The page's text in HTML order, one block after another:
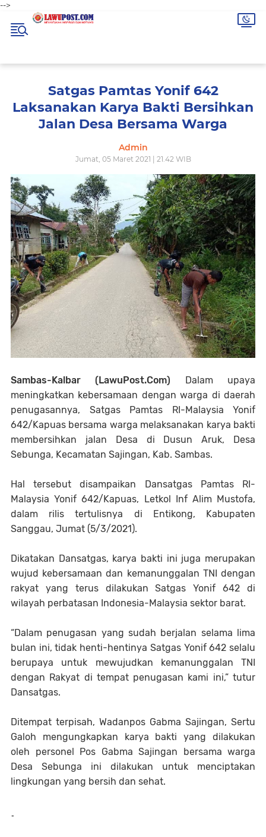
-->
Satgas Pamtas Yonif 642
Laksanakan Karya Bakti Bersihkan
Jalan Desa Bersama Warga
Admin
Jumat, 05 Maret 2021 | 21.42 WIB
Sambas-Kalbar (LawuPost.Com) Dalam upaya
meningkatkan kebersamaan dengan warga di daerah
penugasannya, Satgas Pamtas RI-Malaysia Yonif
642/Kapuas bersama warga melaksanakan karya bakti
membersihkan jalan Desa di Dusun Aruk, Desa
Sebunga, Kecamatan Sajingan, Kab. Sambas.
Hal tersebut disampaikan Dansatgas Pamtas RI-
Malaysia Yonif 642/Kapuas, Letkol Inf Alim Mustofa,
dalam rilis tertulisnya di Entikong, Kabupaten
Sanggau, Jumat (5/3/2021).
Dikatakan Dansatgas, karya bakti ini juga merupakan
wujud kebersamaan dan kemanunggalan TNI dengan
rakyat yang terus dilakukan Satgas Yonif 642 di
wilayah perbatasan Indonesia-Malaysia sektor barat.
“Dalam penugasan yang sudah berjalan selama lima
bulan ini, tidak henti-hentinya Satgas Yonif 642 selalu
berupaya untuk mewujudkan kemanunggalan TNI
dengan Rakyat di tempat penugasan kami ini,” tutur
Dansatgas.
Ditempat terpisah, Wadanpos Gabma Sajingan, Sertu
Galoh mengungkapkan karya bakti yang dilakukan
oleh personel Pos Gabma Sajingan bersama warga
Desa Sebunga ini dilakukan untuk menciptakan
lingkungan yang bersih dan sehat.
-